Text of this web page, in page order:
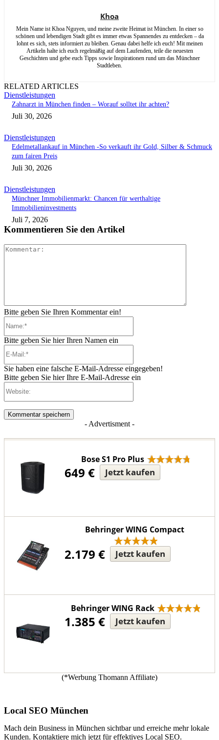
Khoa
Mein Name ist Khoa Nguyen, und meine zweite Heimat ist München. In einer so
schönen und lebendigen Stadt gibt es immer etwas Spannendes zu entdecken – da
lohnt es sich, stets informiert zu bleiben. Genau dabei helfe ich euch! Mit meinen
Artikeln halte ich euch regelmäßig auf dem Laufenden, teile die neuesten
Geschichten und gebe euch Tipps sowie Inspirationen rund um das Münchner
Stadtleben.
RELATED ARTICLES
Dienstleistungen
Zahnarzt in München finden – Worauf solltet ihr achten?
Juli 30, 2026
Dienstleistungen
Edelmetallankauf in München -So verkauft ihr Gold, Silber & Schmuck
zum fairen Preis
Juli 30, 2026
Dienstleistungen
Münchner Immobilienmarkt: Chancen für werthaltige
Immobilieninvestments
Juli 7, 2026
Kommentieren Sie den Artikel
Bitte geben Sie Ihren Kommentar ein!
Bitte geben Sie hier Ihren Namen ein
Sie haben eine falsche E-Mail-Adresse eingegeben!
Bitte geben Sie hier Ihre E-Mail-Adresse ein
- Advertisment -
Bose S1 Pro Plus
649 € Jetzt kaufen
Behringer WING Compact
2.179 € Jetzt kaufen
Behringer WING Rack
1.385 € Jetzt kaufen
(*Werbung Thomann Affiliate)
Local SEO München
Mach dein Business in München sichtbar und erreiche mehr lokale
Kunden. Kontaktiere mich jetzt für effektives Local SEO.